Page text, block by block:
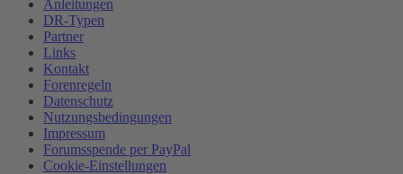
Anleitungen
DR-Typen
Partner
Links
Kontakt
Forenregeln
Datenschutz
Nutzungsbedingungen
Impressum
Forumsspende per PayPal
Cookie-Einstellungen